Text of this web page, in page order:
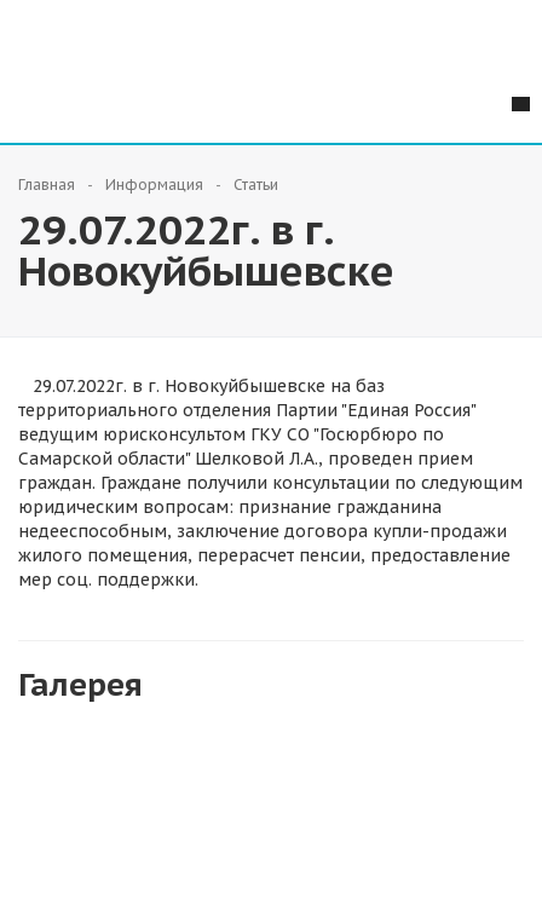
Главная Информация Статьи
29.07.2022г. в г.
Новокуйбышевске
29.07.2022г. в г. Новокуйбышевске на баз
территориального отделения Партии "Единая Россия"
ведущим юрисконсультом ГКУ СО "Госюрбюро по
Самарской области" Шелковой Л.А., проведен прием
граждан. Граждане получили консультации по следующим
юридическим вопросам: признание гражданина
недееспособным, заключение договора купли-продажи
жилого помещения, перерасчет пенсии, предоставление
мер соц. поддержки.
Галерея